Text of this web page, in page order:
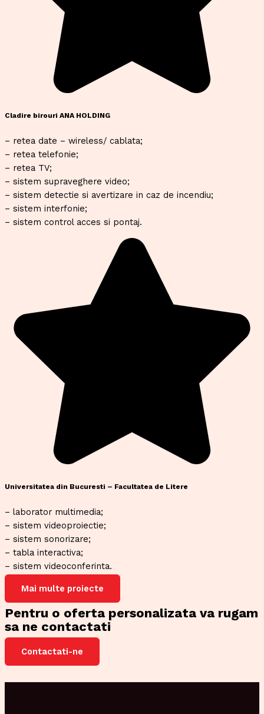
Cladire birouri ANA HOLDING
– retea date – wireless/ cablata;
– retea telefonie;
– retea TV;
– sistem supraveghere video;
– sistem detectie si avertizare in caz de incendiu;
– sistem interfonie;
– sistem control acces si pontaj.
Universitatea din Bucuresti – Facultatea de Litere
– laborator multimedia;
– sistem videoproiectie;
– sistem sonorizare;
– tabla interactiva;
– sistem videoconferinta.
Mai multe proiecte
Pentru o oferta personalizata va rugam
sa ne contactati
Contactati-ne